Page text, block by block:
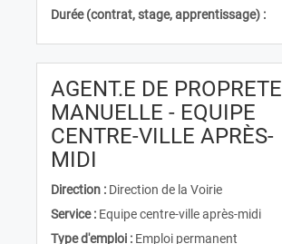
Durée (contrat, stage, apprentissage) :
AGENT.E DE PROPRETE
MANUELLE - EQUIPE
CENTRE-VILLE APRÈS-
MIDI
Direction : Direction de la Voirie
Service : Equipe centre-ville après-midi
Type d'emploi : Emploi permanent